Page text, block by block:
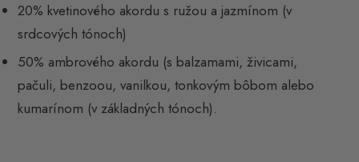
20% kvetinového akordu s ružou a jazmínom (v
srdcových tónoch)
50% ambrového akordu (s balzamami, živicami,
pačuli, benzoou, vanilkou, tonkovým bôbom alebo
kumarínom (v základných tónoch).